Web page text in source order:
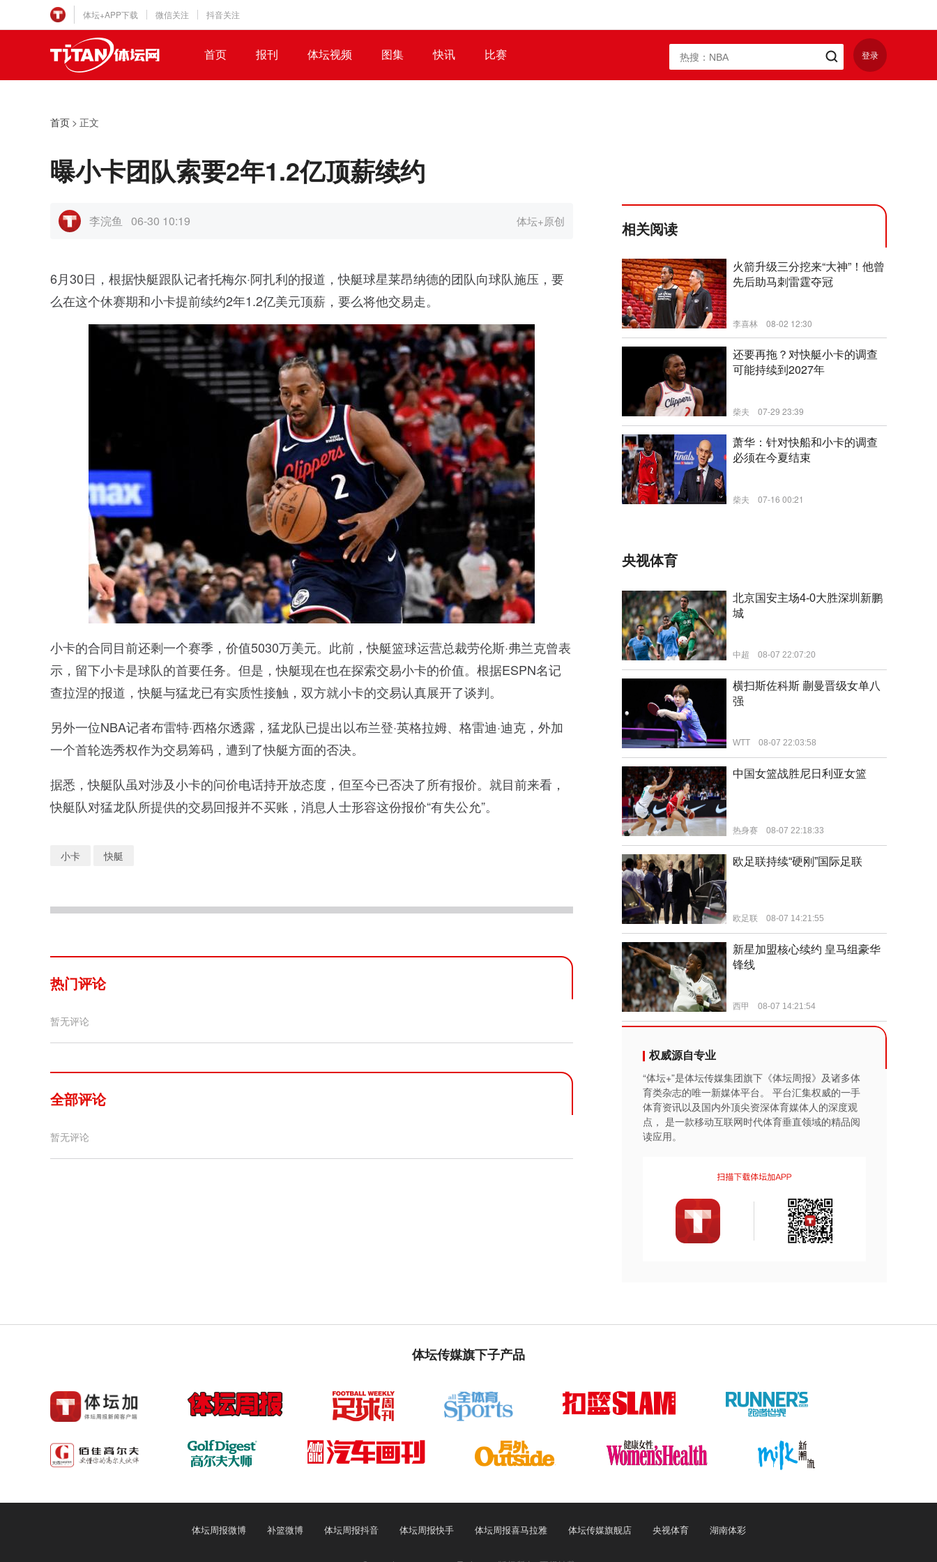
体坛+APP下载 微信关注 抖音关注
首页 报刊 体坛视频 图集 快讯 比赛 登录
首页 > 正文
曝小卡团队索要2年1.2亿顶薪续约
李浣鱼 06-30 10:19 体坛+原创
6月30日，根据快艇跟队记者托梅尔·阿扎利的报道，快艇球星莱昂纳德的团队向球队施压，要
么在这个休赛期和小卡提前续约2年1.2亿美元顶薪，要么将他交易走。
小卡的合同目前还剩一个赛季，价值5030万美元。此前，快艇篮球运营总裁劳伦斯·弗兰克曾表
示，留下小卡是球队的首要任务。但是，快艇现在也在探索交易小卡的价值。根据ESPN名记
查拉涅的报道，快艇与猛龙已有实质性接触，双方就小卡的交易认真展开了谈判。
另外一位NBA记者布雷特·西格尔透露，猛龙队已提出以布兰登·英格拉姆、格雷迪·迪克，外加
一个首轮选秀权作为交易筹码，遭到了快艇方面的否决。
据悉，快艇队虽对涉及小卡的问价电话持开放态度，但至今已否决了所有报价。就目前来看，
快艇队对猛龙队所提供的交易回报并不买账，消息人士形容这份报价“有失公允”。
小卡 快艇
热门评论
暂无评论
全部评论
暂无评论
相关阅读
新闻
火箭升级三分挖来“大神”！他曾
先后助马刺雷霆夺冠
李喜林 08-02 12:30
新闻
还要再拖？对快艇小卡的调查
可能持续到2027年
柴夫 07-29 23:39
萧华：针对快船和小卡的调查
必须在今夏结束
柴夫 07-16 00:21
权威源自专业
“体坛+”是体坛传媒集团旗下《体坛周报》及诸多体
育类杂志的唯一新媒体平台。 平台汇集权威的一手
体育资讯以及国内外顶尖资深体育媒体人的深度观
点， 是一款移动互联网时代体育垂直领域的精品阅
读应用。
体坛传媒旗下子产品
体坛周报微博 补篮微博 体坛周报抖音 体坛周报快手 体坛周报喜马拉雅 体坛传媒旗舰店 央视体育 湖南体彩